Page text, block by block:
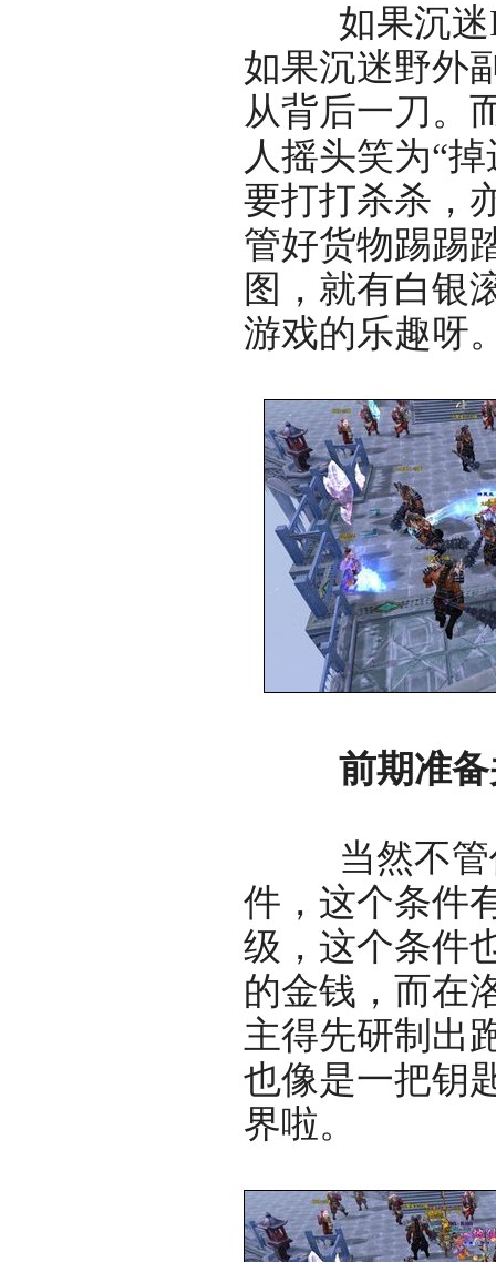
如果沉迷
如果沉迷野外
从背后一刀。
人摇头笑为“
要打打杀杀，
管好货物踢踢
图，就有白银
游戏的乐趣呀
前期准备
当然不管任
件，这个条件
级，这个条件
的金钱，而在
主得先研制出
也像是一把钥
界啦。